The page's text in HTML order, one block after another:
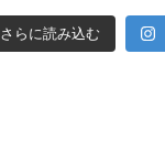
さらに読み込む